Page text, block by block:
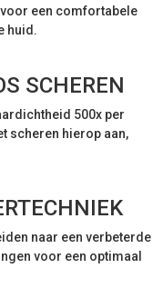
een comfortabele
huid.
SCHEREN
500x per
scheren hierop aan,
naar een verbeterde
voor een optimaal